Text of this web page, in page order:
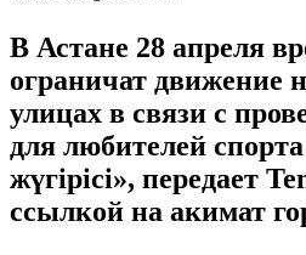
В Астане 28 апреля
ограничат движение
улицах в связи с
для любителей спорта
жүгірісі», передает
ссылкой на акимат